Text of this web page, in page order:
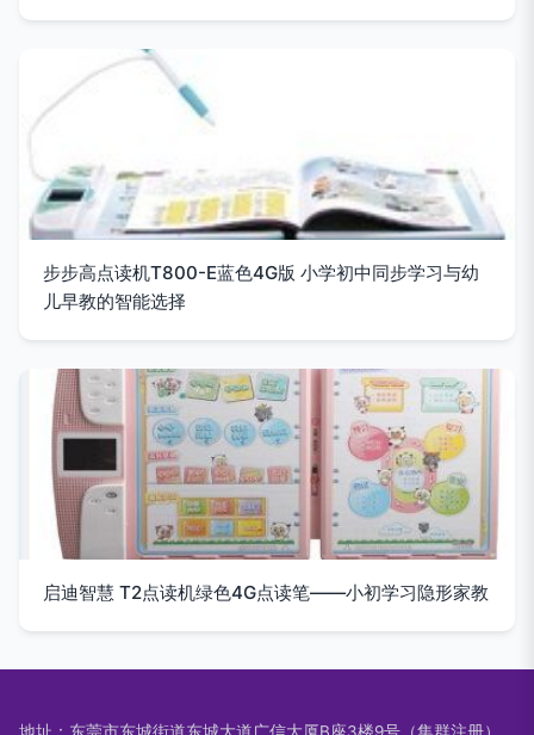
步步高点读机T800-E蓝色4G版 小学初中同步学习与幼
儿早教的智能选择
启迪智慧 T2点读机绿色4G点读笔——小初学习隐形家教